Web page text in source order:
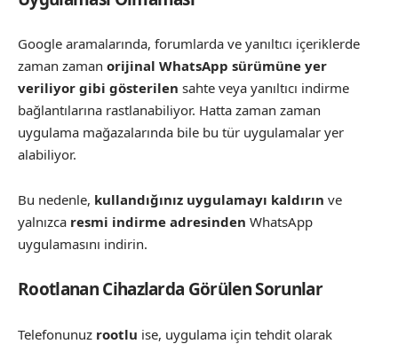
Google aramalarında, forumlarda ve yanıltıcı içeriklerde
zaman zaman orijinal WhatsApp sürümüne yer
veriliyor gibi gösterilen sahte veya yanıltıcı indirme
bağlantılarına rastlanabiliyor. Hatta zaman zaman
uygulama mağazalarında bile bu tür uygulamalar yer
alabiliyor.
Bu nedenle, kullandığınız uygulamayı kaldırın ve
yalnızca resmi indirme adresinden WhatsApp
uygulamasını indirin.
Rootlanan Cihazlarda Görülen Sorunlar
Telefonunuz rootlu ise, uygulama için tehdit olarak